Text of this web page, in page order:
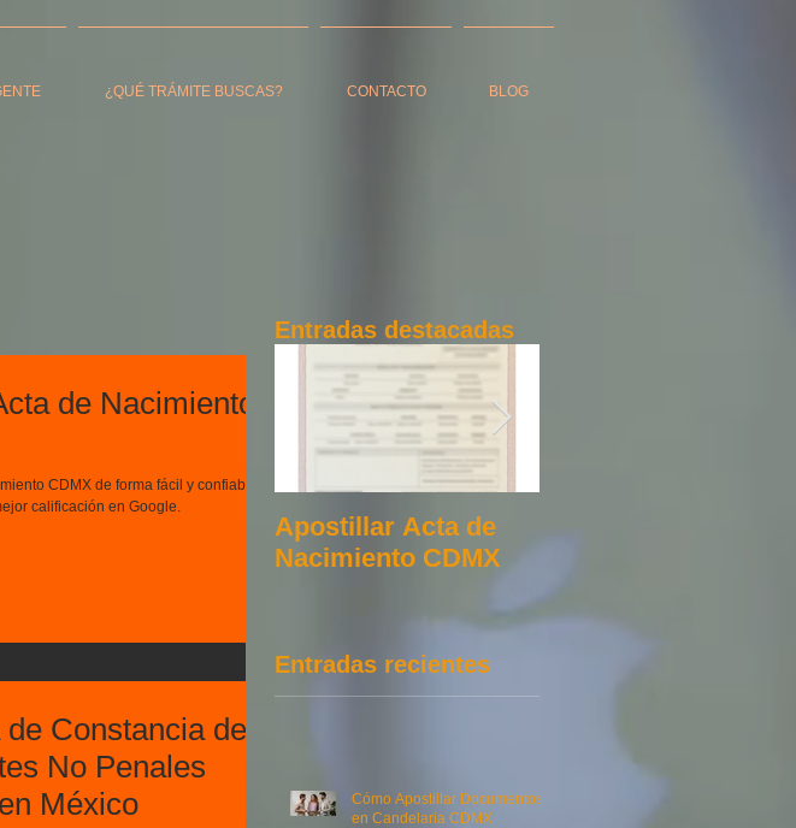
¿QUÉ TRÁMITE BUSCAS? CONTACTO BLOG
Entradas recientes
Cómo Apostillar Documentos
en Candelaria CDMX
de Nacimiento
CDMX de forma fácil y confiable,
calificación en Google.
Constancia de
No Penales
México
Entradas destacadas
Apostillar Acta de
Nacimiento CDMX
Antecedentes no
Penales Federal En